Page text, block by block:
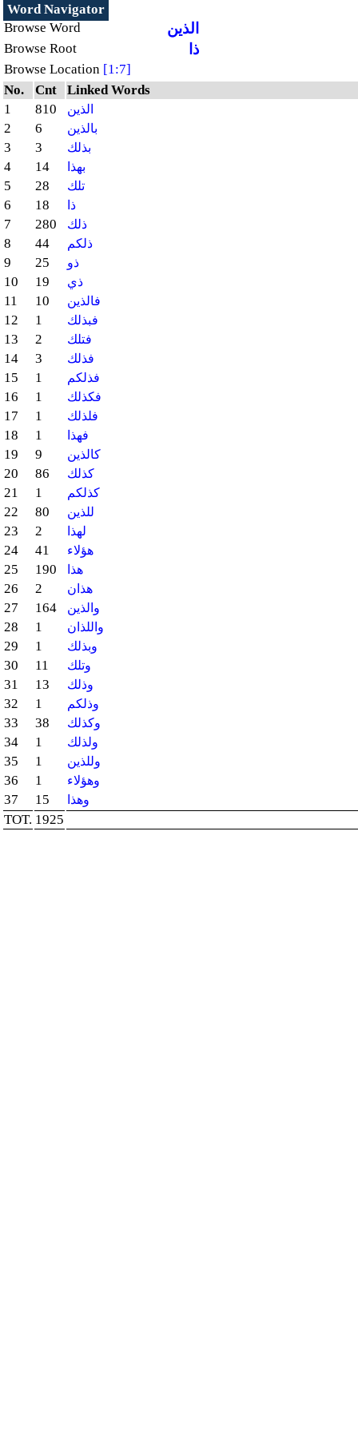
Word Navigator
Browse Word
الذين
Browse Root ذا
Browse Location [1:7]
No.
Cnt
Linked Words
1
810 الذين
2 6 بالذين
3 3 بذلك
4 14 بهذا
5 28 تلك
6 18 ذا
7 280 ذلك
8 44 ذلكم
9 25 ذو
10 19 ذي
11 10 فالذين
12 1 فبذلك
13 2 فتلك
14 3 فذلك
15 1 فذلكم
16 1 فكذلك
17 1 فلذلك
18 1 فهذا
19 9 كالذين
20 86 كذلك
21 1 كذلكم
22 80 للذين
23 2 لهذا
24 41 هؤلاء
25 190 هذا
26 2 هذان
27 164 والذين
28 1 واللذان
29 1 وبذلك
30 11 وتلك
31 13 وذلك
32 1 وذلكم
33 38 وكذلك
34 1 ولذلك
35 1 وللذين
36 1 وهؤلاء
37 15 وهذا
TOT. 1925